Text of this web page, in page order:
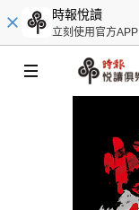
時報悅讀
立刻使用官方APP